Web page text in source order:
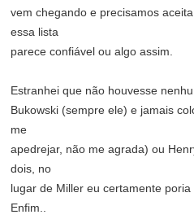
vem chegando e precisamos
essa lista
parece confiável ou algo assim.
Estranhei que não houvesse
Bukowski (sempre ele) e jamais
me
apedrejar, não me agrada) ou
dois, no
lugar de Miller eu certamente poria
Enfim..